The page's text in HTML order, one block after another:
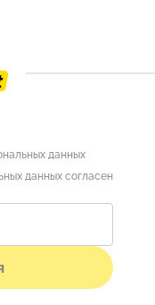
данных
данных согласен